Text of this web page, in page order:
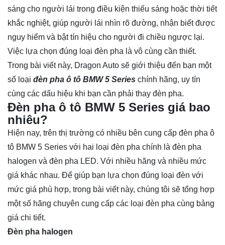
sáng cho người lái trong điều kiện thiếu sáng hoặc thời tiết
khắc nghiệt, giúp người lái nhìn rõ đường, nhận biết được
nguy hiểm và bật tín hiệu cho người đi chiều ngược lại.
Việc lựa chọn đúng loại đèn pha là vô cùng cần thiết.
Trong bài viết này, Dragon Auto sẽ giới thiệu đến bạn một
số loại đèn pha ô tô BMW 5 Series chính hãng, uy tín
cùng các dấu hiệu khi bạn cần phải thay đèn pha.
Đèn pha ô tô BMW 5 Series giá bao
nhiêu?
Hiện nay, trên thị trường có nhiều bên cung cấp đèn pha ô
tô BMW 5 Series với hai loại đèn pha chính là đèn pha
halogen và đèn pha LED. Với nhiều hãng và nhiều mức
giá khác nhau. Để giúp bạn lựa chọn đúng loại đèn với
mức giá phù hợp, trong bài viết này, chúng tôi sẽ tổng hợp
một số hãng chuyên cung cấp các loại đèn pha cùng bảng
giá chi tiết.
Đèn pha halogen